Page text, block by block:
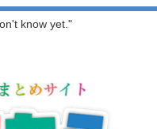
know yet."